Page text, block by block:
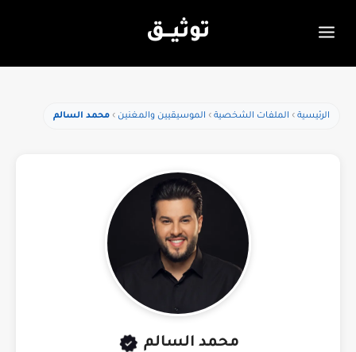
توثيـــق
الرئيسية الملفات الشخصية الموسيقيين والمغنين محمد السالم
محمد السالم